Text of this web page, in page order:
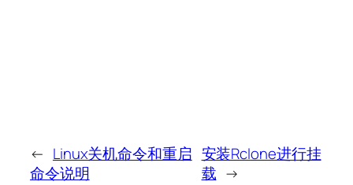
← Linux关机命令和重启
命令说明
安装Rclone进行挂
载 →